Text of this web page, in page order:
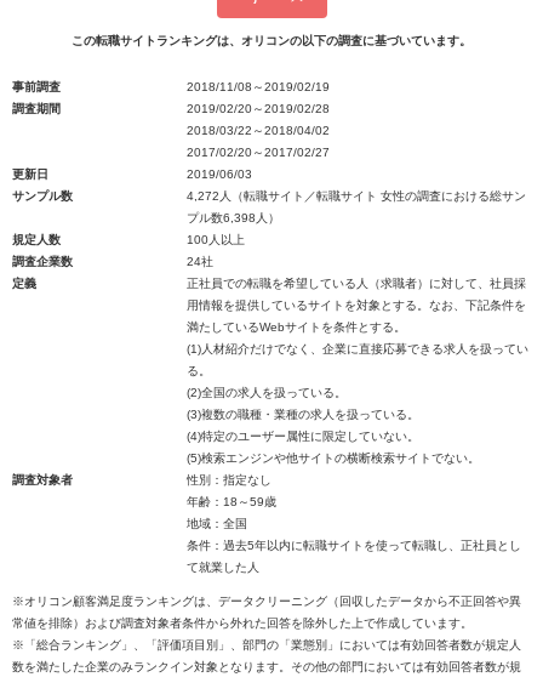
この転職サイトランキングは、オリコンの以下の調査に基づいています。
事前調査
2018/11/08～2019/02/19
調査期間
2019/02/20～2019/02/28
2018/03/22～2018/04/02
2017/02/20～2017/02/27
更新日
2019/06/03
サンプル数
4,272人（転職サイト／転職サイト 女性の調査における総サン
プル数6,398人）
規定人数
100人以上
調査企業数
24社
定義
正社員での転職を希望している人（求職者）に対して、社員採
用情報を提供しているサイトを対象とする。なお、下記条件を
満たしているWebサイトを条件とする。
(1)人材紹介だけでなく、企業に直接応募できる求人を扱ってい
る。
(2)全国の求人を扱っている。
(3)複数の職種・業種の求人を扱っている。
(4)特定のユーザー属性に限定していない。
(5)検索エンジンや他サイトの横断検索サイトでない。
調査対象者
性別：指定なし
年齢：18～59歳
地域：全国
条件：過去5年以内に転職サイトを使って転職し、正社員とし
て就業した人
※オリコン顧客満足度ランキングは、データクリーニング（回収したデータから不正回答や異
常値を排除）および調査対象者条件から外れた回答を除外した上で作成しています。
※「総合ランキング」、「評価項目別」、部門の「業態別」においては有効回答者数が規定人
数を満たした企業のみランクイン対象となります。その他の部門においては有効回答者数が規